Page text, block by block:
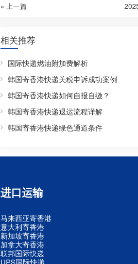
« 上一篇
相关推荐
国际快递燃油附加费解析
韩国寄香港快递关税申诉成功案例
韩国寄香港快递如何自报自缴？
韩国寄香港快递退运流程详解
韩国寄香港快递绿色通道条件
进口运输
马来西亚寄香港
意大利寄香港
新加坡寄香港
加拿大寄香港
联邦国际快递
UPS国际快递